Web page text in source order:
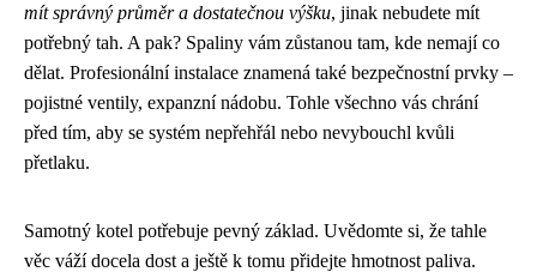
mít správný průměr a dostatečnou výšku, jinak nebudete mít
potřebný tah. A pak? Spaliny vám zůstanou tam, kde nemají co
dělat. Profesionální instalace znamená také bezpečnostní prvky –
pojistné ventily, expanzní nádobu. Tohle všechno vás chrání
před tím, aby se systém nepřehřál nebo nevybouchl kvůli
přetlaku.
Samotný kotel potřebuje pevný základ. Uvědomte si, že tahle
věc váží docela dost a ještě k tomu přidejte hmotnost paliva.